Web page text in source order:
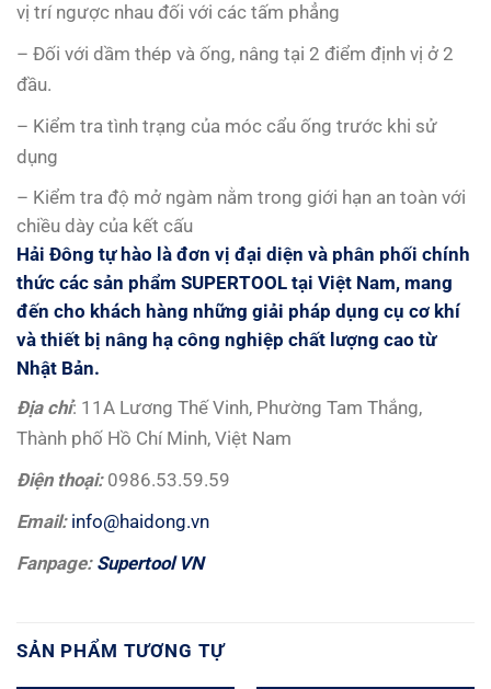
vị trí ngược nhau đối với các tấm phẳng
– Đối với dầm thép và ống, nâng tại 2 điểm định vị ở 2
đầu.
– Kiểm tra tình trạng của móc cẩu ống trước khi sử
dụng
– Kiểm tra độ mở ngàm nằm trong giới hạn an toàn với
chiều dày của kết cấu
Hải Đông tự hào là đơn vị đại diện và phân phối chính
thức các sản phẩm SUPERTOOL tại Việt Nam, mang
đến cho khách hàng những giải pháp dụng cụ cơ khí
và thiết bị nâng hạ công nghiệp chất lượng cao từ
Nhật Bản.
Địa chỉ: 11A Lương Thế Vinh, Phường Tam Thắng,
Thành phố Hồ Chí Minh, Việt Nam
Điện thoại: 0986.53.59.59
Email: info@haidong.vn
Fanpage: Supertool VN
SẢN PHẨM TƯƠNG TỰ